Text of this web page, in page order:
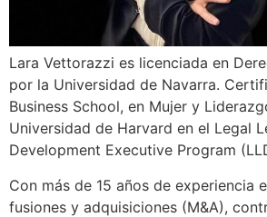
Lara Vettorazzi es licenciada en
por la Universidad de Navarra.
Business School, en Mujer y
Universidad de Harvard en el Legal
Development Executive Program
Con más de 15 años de experiencia
fusiones y adquisiciones (M&A),